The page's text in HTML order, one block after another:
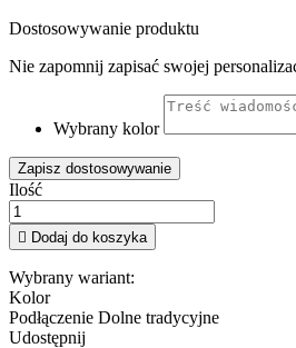
Dostosowywanie produktu
Nie zapomnij zapisać swojej
Wybrany kolor
Zapisz dostosowywanie
Ilość
 Dodaj do koszyka
Wybrany wariant:
Kolor
Podłączenie Dolne tradycyjne
Udostępnij